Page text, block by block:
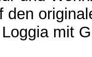
den
mit